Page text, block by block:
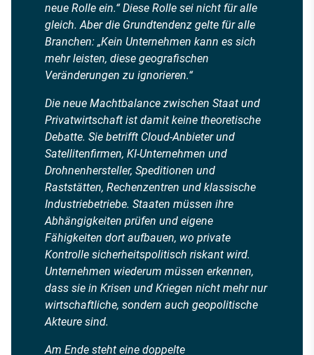
neue Rolle ein.“ Diese Rolle sei nicht für alle
gleich. Aber die Grundtendenz gelte für alle
Branchen: „Kein Unternehmen kann es sich
mehr leisten, diese geografischen
Veränderungen zu ignorieren.“
Die neue Machtbalance zwischen Staat und
Privatwirtschaft ist damit keine theoretische
Debatte. Sie betrifft Cloud-Anbieter und
Satellitenfirmen, KI-Unternehmen und
Drohnenhersteller, Speditionen und
Raststätten, Rechenzentren und klassische
Industriebetriebe. Staaten müssen ihre
Abhängigkeiten prüfen und eigene
Fähigkeiten dort aufbauen, wo private
Kontrolle sicherheitspolitisch riskant wird.
Unternehmen wiederum müssen erkennen,
dass sie in Krisen und Kriegen nicht mehr nur
wirtschaftliche, sondern auch geopolitische
Akteure sind.
Am Ende steht eine doppelte